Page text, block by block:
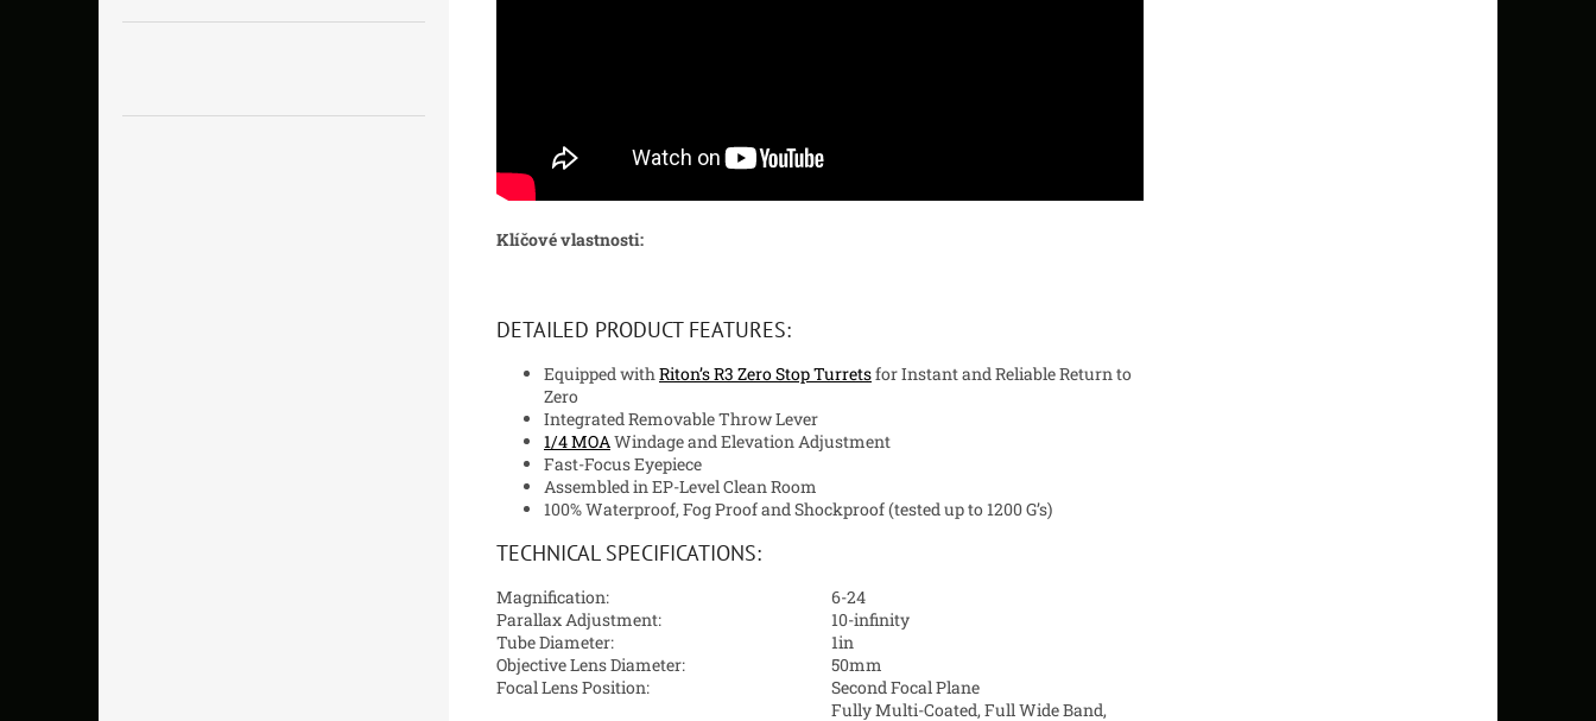
Klíčové vlastnosti:
DETAILED PRODUCT FEATURES:
Equipped withRiton’s R3 Zero Stop Turretsfor Instant and Reliable Return to
Zero
Integrated Removable Throw Lever
1/4 MOAWindage and Elevation Adjustment
Fast-Focus Eyepiece
Assembled in EP-Level Clean Room
100% Waterproof, Fog Proof and Shockproof (tested up to 1200 G’s)
TECHNICAL SPECIFICATIONS:
Magnification:
6-24
Parallax Adjustment:
10-infinity
Tube Diameter:
1in
Objective Lens Diameter:
50mm
Focal Lens Position:
Second Focal Plane
Fully Multi-Coated, Full Wide Band,